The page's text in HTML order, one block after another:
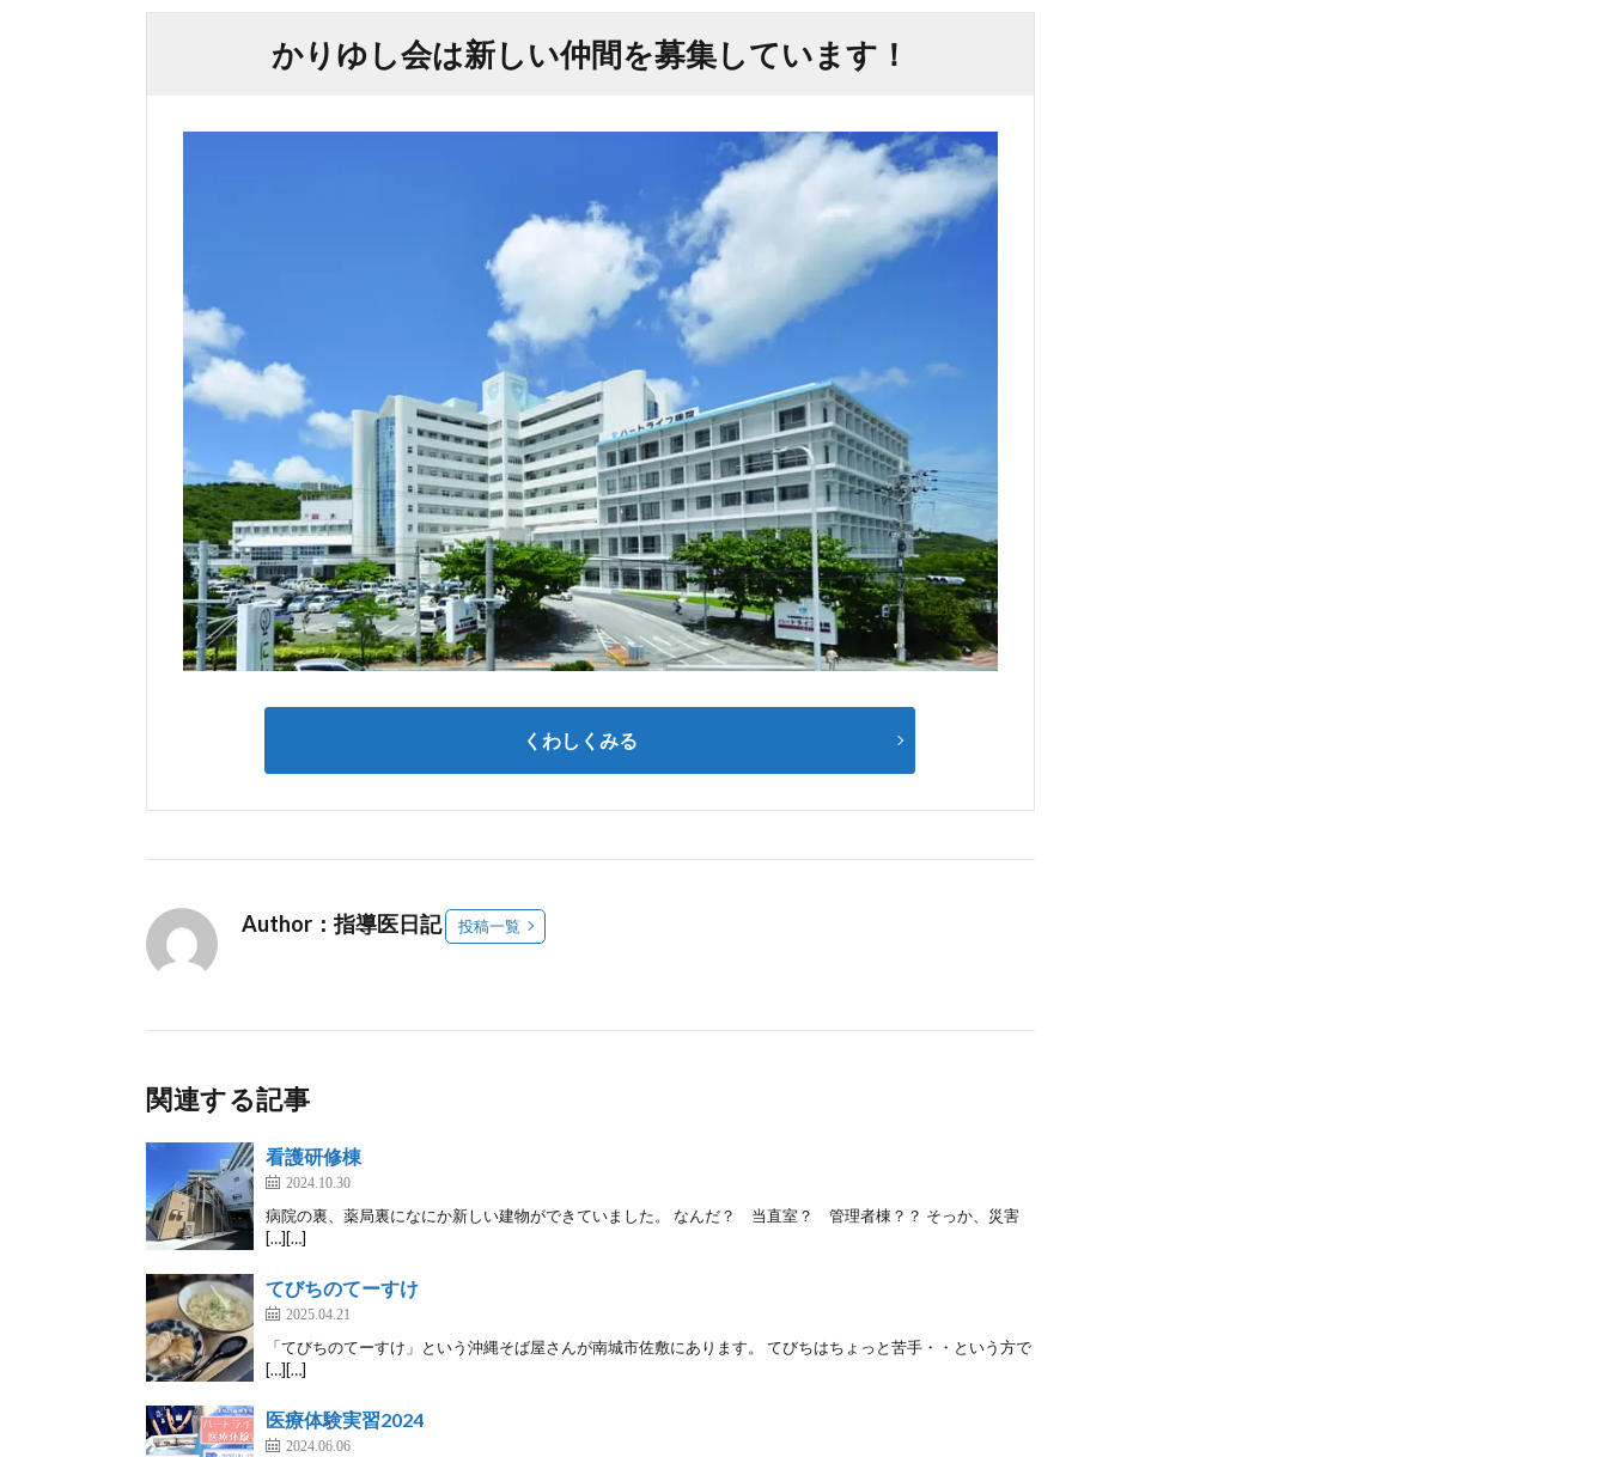
かりゆし会は新しい仲間を募集しています！
くわしくみる
Author：指導医日記 投稿一覧
関連する記事
看護研修棟
2024.10.30
病院の裏、薬局裏になにか新しい建物ができていました。 なんだ？ 当直室？ 管理者棟？？ そっか、災害
[…][…]
てびちのてーすけ
2025.04.21
「てびちのてーすけ」という沖縄そば屋さんが南城市佐敷にあります。 てびちはちょっと苦手・・という方で
[…][…]
医療体験実習2024
2024.06.06